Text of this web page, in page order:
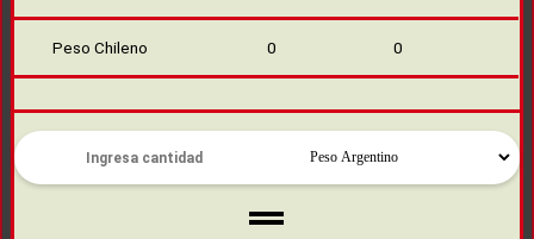
Peso Chileno 0 0